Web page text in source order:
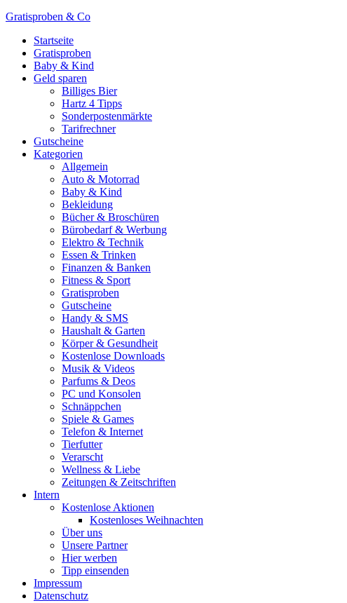
Gratisproben & Co
Startseite
Gratisproben
Baby & Kind
Geld sparen
Billiges Bier
Hartz 4 Tipps
Sonderpostenmärkte
Tarifrechner
Gutscheine
Kategorien
Allgemein
Auto & Motorrad
Baby & Kind
Bekleidung
Bücher & Broschüren
Bürobedarf & Werbung
Elektro & Technik
Essen & Trinken
Finanzen & Banken
Fitness & Sport
Gratisproben
Gutscheine
Handy & SMS
Haushalt & Garten
Körper & Gesundheit
Kostenlose Downloads
Musik & Videos
Parfums & Deos
PC und Konsolen
Schnäppchen
Spiele & Games
Telefon & Internet
Tierfutter
Verarscht
Wellness & Liebe
Zeitungen & Zeitschriften
Intern
Kostenlose Aktionen
Kostenloses Weihnachten
Über uns
Unsere Partner
Hier werben
Tipp einsenden
Impressum
Datenschutz